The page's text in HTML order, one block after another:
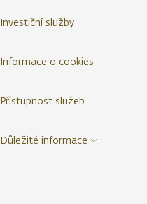
Investiční služby
Informace o cookies
Přístupnost služeb
Důležité informace